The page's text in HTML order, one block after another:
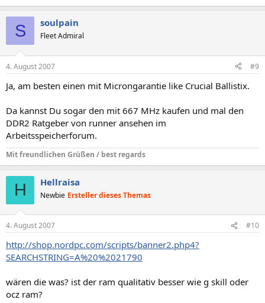
S soulpain
Fleet Admiral
4. August 2007 #9
Ja, am besten einen mit Microngarantie like Crucial Ballistix.
Da kannst Du sogar den mit 667 MHz kaufen und mal den
DDR2 Ratgeber von runner ansehen im
Arbeitsspeicherforum.
Mit freundlichen Grüßen / best regards
H Hellraisa
Newbie Ersteller dieses Themas
4. August 2007 #10
http://shop.nordpc.com/scripts/banner2.php4?
SEARCHSTRING=A%20%2021790
wären die was? ist der ram qualitativ besser wie g skill oder
ocz ram?